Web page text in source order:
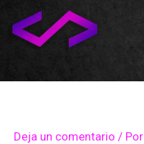
contenido
Deja un comentario / Por